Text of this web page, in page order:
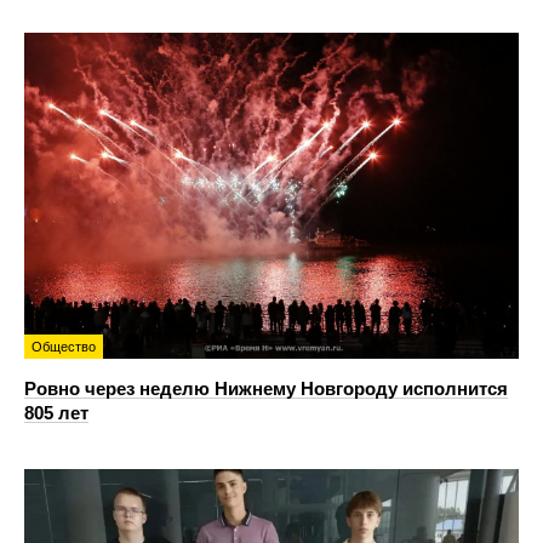
Общество
Ровно через неделю Нижнему Новгороду исполнится
805 лет